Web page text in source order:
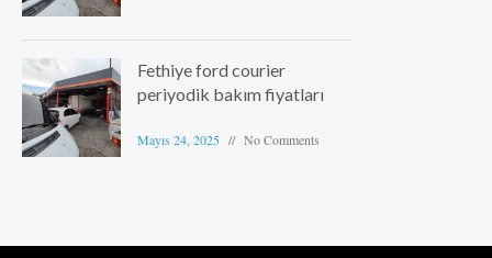
Fethiye ford courier
periyodik bakım fiyatları
Mayıs 24, 2025 No Comments